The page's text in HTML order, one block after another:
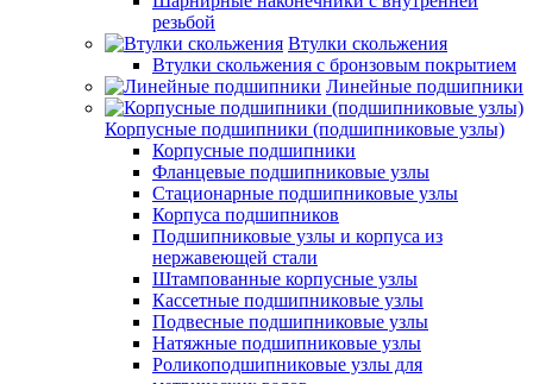
резьбой
Втулки скольжения
Втулки скольжения с бронзовым покрытием
Линейные подшипники
Корпусные подшипники (подшипниковые узлы)
Корпусные подшипники
Фланцевые подшипниковые узлы
Стационарные подшипниковые узлы
Корпуса подшипников
Подшипниковые узлы и корпуса из
нержавеющей стали
Штампованные корпусные узлы
Кассетные подшипниковые узлы
Подвесные подшипниковые узлы
Натяжные подшипниковые узлы
Роликоподшипниковые узлы для